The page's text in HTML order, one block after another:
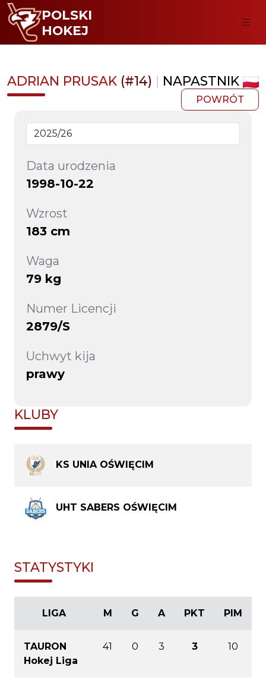
POLSKI
HOKEJ
ADRIAN PRUSAK (#14) | NAPASTNIK
POWRÓT
Data urodzenia
1998-10-22
Wzrost
183 cm
Waga
79 kg
Numer Licencji
2879/S
Uchwyt kija
prawy
KLUBY
KS UNIA OŚWIĘCIM
UHT SABERS OŚWIĘCIM
STATYSTYKI
LIGA M G A PKT PIM
TAURON
Hokej Liga
41 0 3 3 10